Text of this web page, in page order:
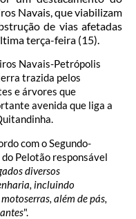
Navais, que viabilizam
de vias afetadas
terça-feira (15).
Navais-Petrópolis
trazida pelos
e árvores que
avenida que liga a
com o Segundo-
Pelotão responsável
diversos
incluindo
além de pás,
".